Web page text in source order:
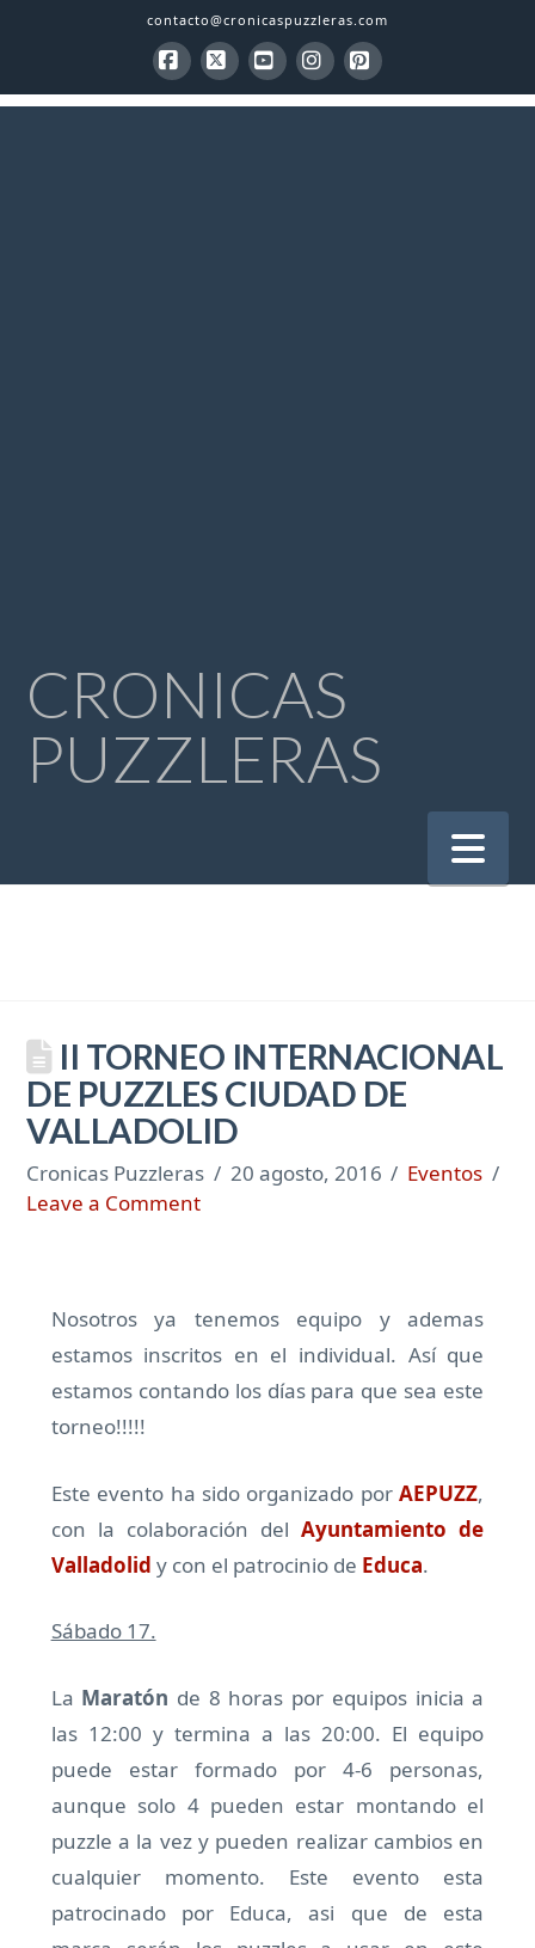
contacto@cronicaspuzzleras.com
Facebook
X YouTubeInstagram
Pinterest
CRONICAS
PUZZLERAS
II TORNEO INTERNACIONAL
DE PUZZLES CIUDAD DE
VALLADOLID
Cronicas Puzzleras 20 agosto, 2016
Eventos
Leave a Comment
Nosotros ya tenemos equipo y ademas
estamos inscritos en el individual. Así que
estamos contando los días para que sea este
torneo!!!!!
Este evento ha sido organizado porAEPUZZ,
con la colaboración delAyuntamiento de
Valladolid y con el patrocinio de Educa.
Sábado 17.
La Maratón de 8 horas por equipos inicia a
las 12:00 y termina a las 20:00. El equipo
puede estar formado por 4-6 personas,
aunque solo 4 pueden estar montando el
puzzle a la vez y pueden realizar cambios en
cualquier momento. Este evento esta
patrocinado por Educa, asi que de esta